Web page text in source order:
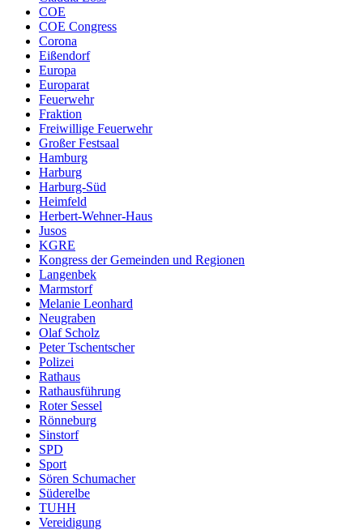
COE
COE Congress
Corona
Eißendorf
Europa
Europarat
Feuerwehr
Fraktion
Freiwillige Feuerwehr
Großer Festsaal
Hamburg
Harburg
Harburg-Süd
Heimfeld
Herbert-Wehner-Haus
Jusos
KGRE
Kongress der Gemeinden und Regionen
Langenbek
Marmstorf
Melanie Leonhard
Neugraben
Olaf Scholz
Peter Tschentscher
Polizei
Rathaus
Rathausführung
Roter Sessel
Rönneburg
Sinstorf
SPD
Sport
Sören Schumacher
Süderelbe
TUHH
Vereidigung